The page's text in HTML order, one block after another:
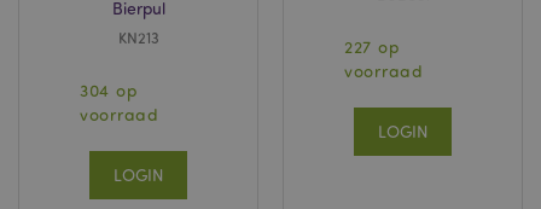
Bierpul
KN213
304 op
voorraad
LOGIN
227 op
voorraad
LOGIN